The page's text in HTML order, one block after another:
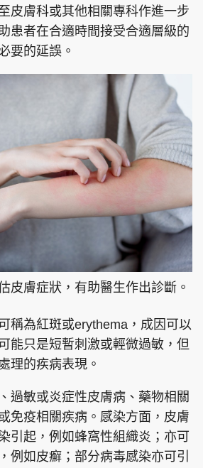
皮膚科或其他相關專科作進一步
患者在合適時間接受合適層級的
要的延誤。
皮膚症狀，有助醫生作出診斷。
稱為紅斑或erythema，成因可以
能只是短暫刺激或輕微過敏，但
理的疾病表現。
過敏或炎症性皮膚病、藥物相關
免疫相關疾病。感染方面，皮膚
引起，例如蜂窩性組織炎；亦可
例如皮癬；部分病毒感染亦可引